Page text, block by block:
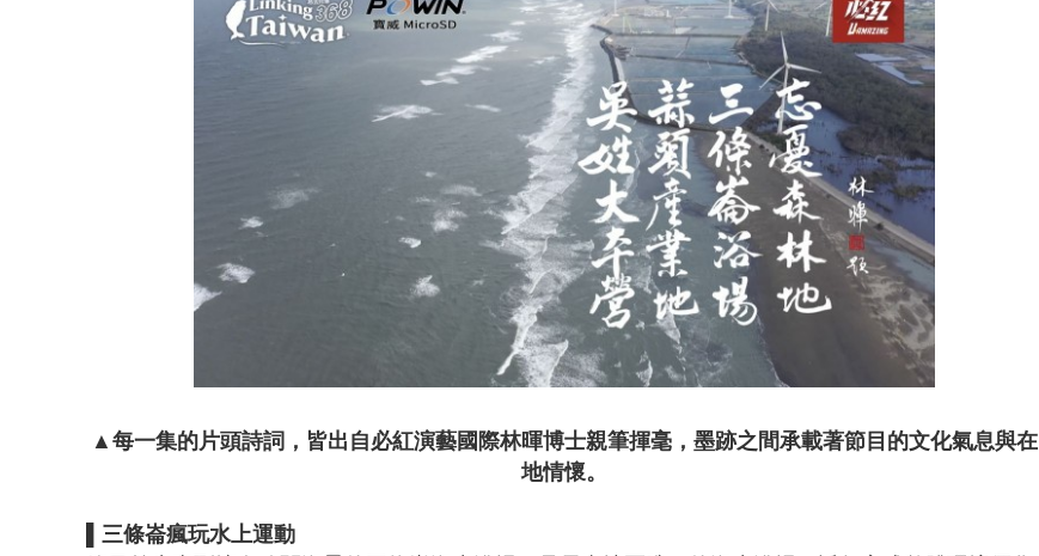
▲每一集的片頭詩詞，皆出自必紅演藝國際林暉博士親筆揮毫，墨跡之間承載著節目的文化氣息與在
地情懷。
▌三條崙瘋玩水上運動